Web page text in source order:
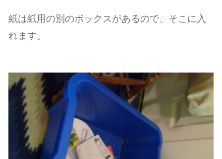
紙は紙用の別のボックスがあるので、そこに入
れます。